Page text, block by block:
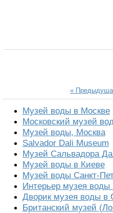
«
Музей воды в Москве
Московский музей
Музей воды, Москва
Salvador Dali Museum
Музей Сальвадора
Музей воды в Киеве
Музей воды Санкт-
Интерьер музея воды
Дворик музея воды в
Британский музей